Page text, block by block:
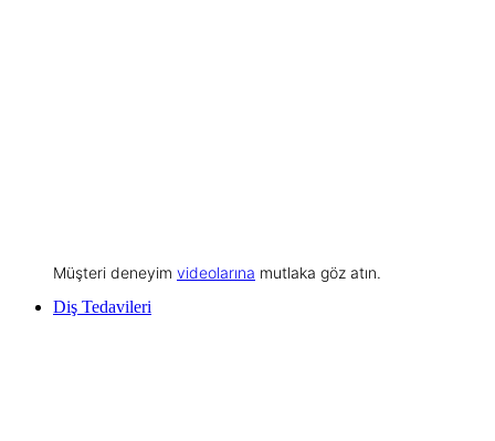
Müşteri deneyim videolarına mutlaka göz atın.
Diş Tedavileri